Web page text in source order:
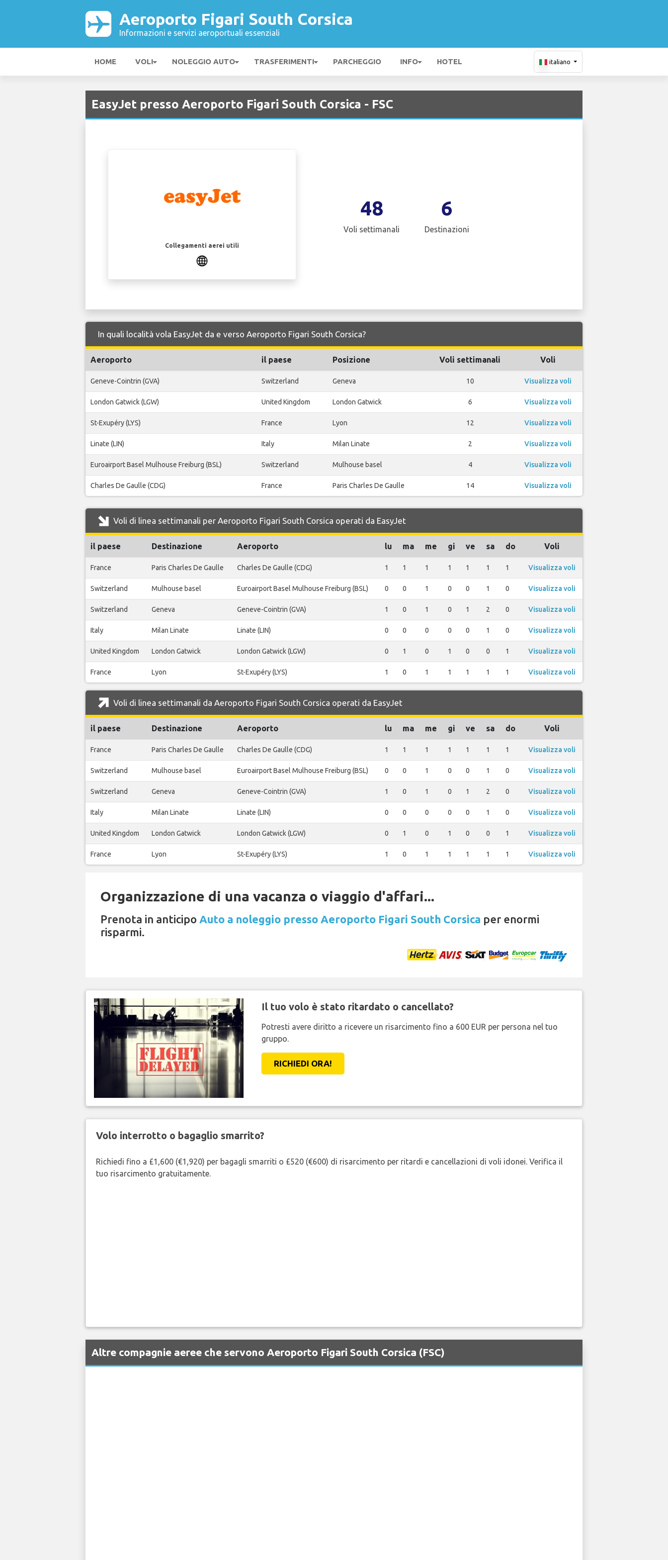
Aeroporto Figari South Corsica
Informazioni e servizi aeroportuali essenziali
HOME VOLI NOLEGGIO AUTO TRASFERIMENTI PARCHEGGIO INFO HOTEL italiano
EasyJet presso Aeroporto Figari South Corsica - FSC
Collegamenti aerei utili
48
Voli settimanali
6
Destinazioni
In quali località vola EasyJet da e verso Aeroporto Figari South Corsica?
Aeroporto il paese Posizione Voli settimanali Voli
Geneve-Cointrin (GVA) Switzerland Geneva 10 Visualizza voli
London Gatwick (LGW) United Kingdom London Gatwick 6 Visualizza voli
St-Exupéry (LYS) France Lyon 12 Visualizza voli
Linate (LIN) Italy Milan Linate 2 Visualizza voli
Euroairport Basel Mulhouse Freiburg (BSL) Switzerland Mulhouse basel 4 Visualizza voli
Charles De Gaulle (CDG) France Paris Charles De Gaulle 14 Visualizza voli
Voli di linea settimanali per Aeroporto Figari South Corsica operati da EasyJet
il paese Destinazione Aeroporto lu ma me gi ve sa do Voli
France Paris Charles De Gaulle Charles De Gaulle (CDG) 1 1 1 1 1 1 1 Visualizza voli
Switzerland Mulhouse basel Euroairport Basel Mulhouse Freiburg (BSL) 0 0 1 0 0 1 0 Visualizza voli
Switzerland Geneva Geneve-Cointrin (GVA) 1 0 1 0 1 2 0 Visualizza voli
Italy Milan Linate Linate (LIN) 0 0 0 0 0 1 0 Visualizza voli
United Kingdom London Gatwick London Gatwick (LGW) 0 1 0 1 0 0 1 Visualizza voli
France Lyon St-Exupéry (LYS) 1 0 1 1 1 1 1 Visualizza voli
Voli di linea settimanali da Aeroporto Figari South Corsica operati da EasyJet
il paese Destinazione Aeroporto lu ma me gi ve sa do Voli
France Paris Charles De Gaulle Charles De Gaulle (CDG) 1 1 1 1 1 1 1 Visualizza voli
Switzerland Mulhouse basel Euroairport Basel Mulhouse Freiburg (BSL) 0 0 1 0 0 1 0 Visualizza voli
Switzerland Geneva Geneve-Cointrin (GVA) 1 0 1 0 1 2 0 Visualizza voli
Italy Milan Linate Linate (LIN) 0 0 0 0 0 1 0 Visualizza voli
United Kingdom London Gatwick London Gatwick (LGW) 0 1 0 1 0 0 1 Visualizza voli
France Lyon St-Exupéry (LYS) 1 0 1 1 1 1 1 Visualizza voli
Organizzazione di una vacanza o viaggio d'affari...
Prenota in anticipo Auto a noleggio presso Aeroporto Figari South Corsica per enormi
risparmi.
Il tuo volo è stato ritardato o cancellato?
Potresti avere diritto a ricevere un risarcimento fino a 600 EUR per persona nel tuo
gruppo.
RICHIEDI ORA!
Volo interrotto o bagaglio smarrito?
Richiedi fino a £1,600 (€1,920) per bagagli smarriti o £520 (€600) di risarcimento per ritardi e cancellazioni di voli idonei. Verifica il
tuo risarcimento gratuitamente.
Altre compagnie aeree che servono Aeroporto Figari South Corsica (FSC)